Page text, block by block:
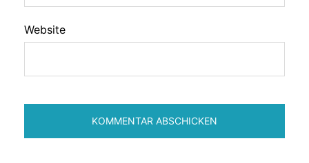
Website